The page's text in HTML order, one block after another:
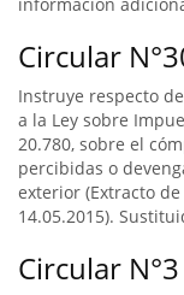
Circular
Instruye respecto
a la Ley sobre
20.780, sobre el
percibidas o
exterior (Extracto
14.05.2015).
Circular